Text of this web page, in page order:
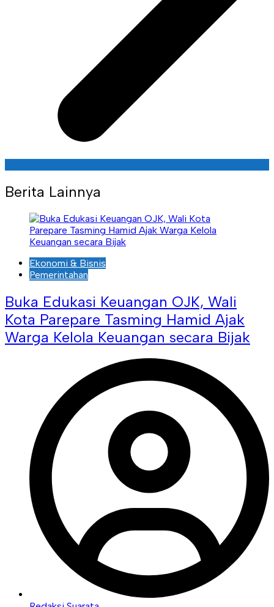
Berita Lainnya
Ekonomi & Bisnis
Pemerintahan
Buka Edukasi Keuangan OJK, Wali
Kota Parepare Tasming Hamid Ajak
Warga Kelola Keuangan secara Bijak